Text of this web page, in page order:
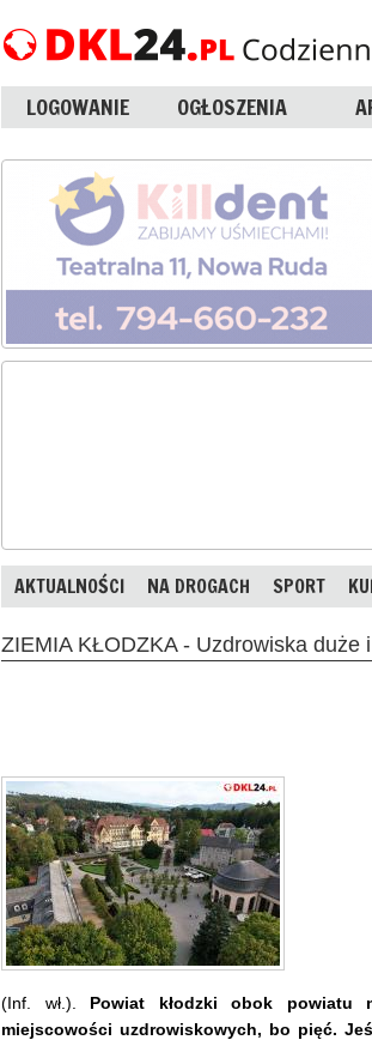
LOGOWANIE OGŁOSZENIA
AKTUALNOŚCI NA DROGACH SPORT
ZIEMIA KŁODZKA - Uzdrowiska duże i
(Inf. wł.).
Powiat kłodzki obok powiatu
miejscowości uzdrowiskowych, bo pięć.